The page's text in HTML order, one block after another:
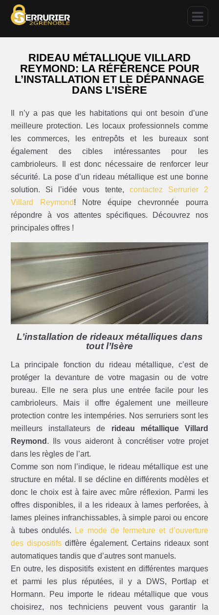
RIDEAU MÉTALLIQUE VILLARD
REYMOND: LA RÉFÉRENCE POUR
L’INSTALLATION ET LE DÉPANNAGE
DANS L’ISÈRE
Il n’y a pas que les habitations qui ont besoin d’une
meilleure protection. Les locaux professionnels comme
les commerces, les entrepôts et les bureaux sont
également des cibles intéressantes pour les
cambrioleurs. Il est donc nécessaire de renforcer leur
sécurité. La pose d’un rideau métallique est une bonne
solution. Si l’idée vous tente, contactez Serrurier 2
Villard Reymond! Notre équipe chevronnée pourra
répondre à vos attentes spécifiques. Découvrez nos
principales offres !
L’installation de rideaux métalliques dans
tout l’Isère
La principale fonction du rideau métallique, c’est de
protéger la devanture de votre magasin ou de votre
bureau. Elle ne sera plus une entrée facile pour les
cambrioleurs. Mais il offre également une meilleure
protection contre les intempéries. Nos serruriers sont les
meilleurs installateurs de rideau métallique Villard
Reymond . Ils vous aideront à concrétiser votre projet
dans les règles de l’art.
Comme son nom l’indique, le rideau métallique est une
structure en métal. Il se décline en différents modèles et
donc le choix est à faire avec mûre réflexion. Parmi les
offres disponibles, il a les rideaux à lames perforées, à
lames pleines infranchissables, à simple paroi ou encore
à tubes ondulés.
Le mode de fermeture et d’ouverture
des dispositifs diffère également. Certains rideaux sont
automatiques tandis que d’autres sont manuels.
En outre, les dispositifs existent en différentes marques
et parmi les plus réputées, il y a DWS, Portlap et
Hormann. Peu importe le rideau métallique que vous
choisirez, nos techniciens peuvent vous garantir la